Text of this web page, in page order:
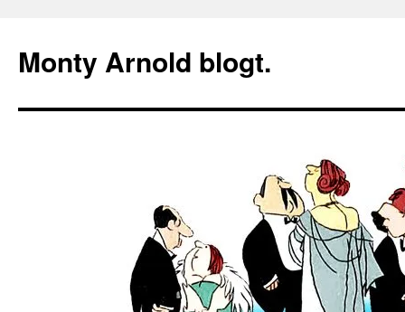
springen
Monty Arnold blogt.